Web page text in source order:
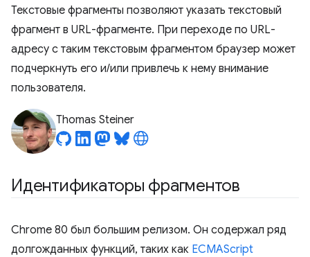
Текстовые фрагменты позволяют указать текстовый
фрагмент в URL-фрагменте. При переходе по URL-
адресу с таким текстовым фрагментом браузер может
подчеркнуть его и/или привлечь к нему внимание
пользователя.
Thomas Steiner
Идентификаторы фрагментов
Chrome 80 был большим релизом. Он содержал ряд
долгожданных функций, таких как ECMAScript